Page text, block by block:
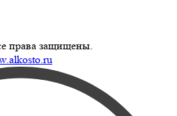
права защищены.